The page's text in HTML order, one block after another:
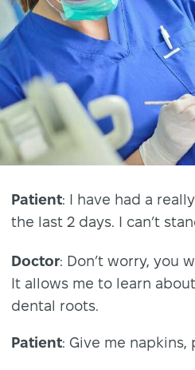
Patient: I have had a
the last 2 days. I can’t
Doctor: Don’t worry, you
It allows me to learn
dental roots.
Patient: Give me napkins,